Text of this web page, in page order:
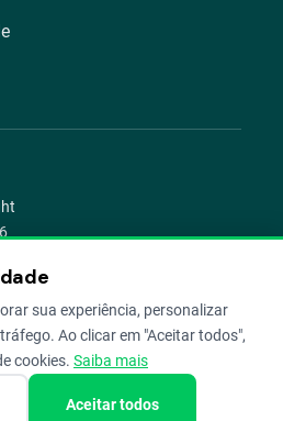
sua experiência, personalizar
Ao clicar em "Aceitar todos",
cookies. Saiba mais
Aceitar todos